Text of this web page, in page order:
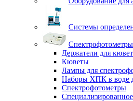
Системы
Держатели для
Кюветы
Лампы для
Наборы ХПК в воде
Спектрофотометры